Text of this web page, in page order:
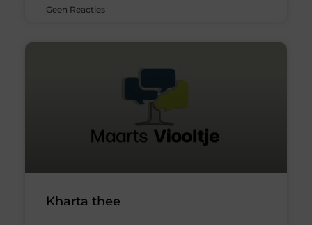
Geen Reacties
Kharta thee